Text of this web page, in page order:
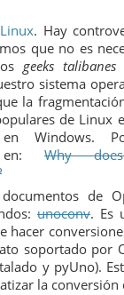
tir
. Hay
que no es
geeks talibanes
sistema
la
de Linux
Windows.
en: Why
de
unoconv. Es
hacer
soportado por
y pyUno).
la conversión